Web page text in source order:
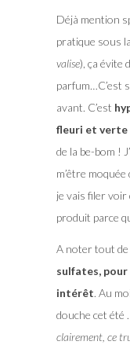
Déjà mention
pratique sous
valise), ça évite
parfum…C’est
avant. C’est
fleuri et verte
de la be-bom !
m’être
je vais filer voir
produit parce
A noter tout de
sulfates,
intérêt. Au
douche cet été
clairement, ce